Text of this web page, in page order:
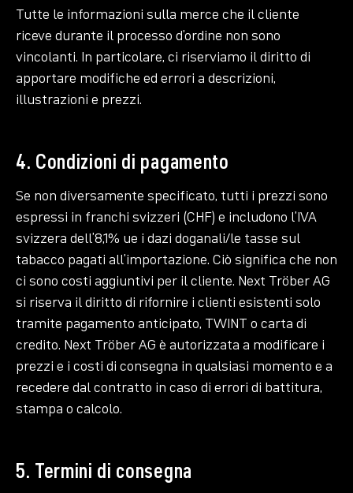
Tutte le informazioni sulla merce che il cliente
riceve durante il processo d’ordine non sono
vincolanti. In particolare, ci riserviamo il diritto di
apportare modifiche ed errori a descrizioni,
illustrazioni e prezzi.
4. Condizioni di pagamento
Se non diversamente specificato, tutti i prezzi sono
espressi in franchi svizzeri (CHF) e includono l’IVA
svizzera dell’8,1% ue i dazi doganali/le tasse sul
tabacco pagati all’importazione. Ciò significa che non
ci sono costi aggiuntivi per il cliente. Next Tröber AG
si riserva il diritto di rifornire i clienti esistenti solo
tramite pagamento anticipato, TWINT o carta di
credito. Next Tröber AG è autorizzata a modificare i
prezzi e i costi di consegna in qualsiasi momento e a
recedere dal contratto in caso di errori di battitura,
stampa o calcolo.
5. Termini di consegna